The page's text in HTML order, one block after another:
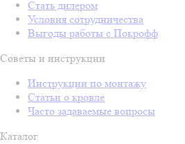
Стать дилером
Условия сотрудничества
Выгоды работы с Покрофф
Советы и инструкции
Инструкции по монтажу
Статьи о кровле
Часто задаваемые вопросы
Каталог